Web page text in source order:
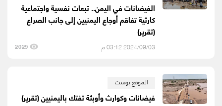
الفيضانات في اليمن.. تبعات نفسية واجتماعية
كارثية تفاقم أوجاع اليمنيين إلى جانب الصراع
(تقرير)
2024/09/03 03:12 م 2029
الموقع بوست
فيضانات وكوارث وأوبئة تفتك باليمنيين (تقرير)